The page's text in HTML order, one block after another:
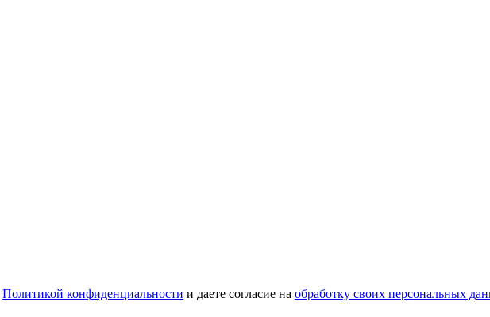
Политикой конфиденциальности и даете согласие на обработку своих персональных